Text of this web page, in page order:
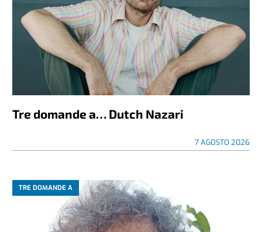
Tre domande a… Dutch Nazari
7 AGOSTO 2026
TRE DOMANDE A